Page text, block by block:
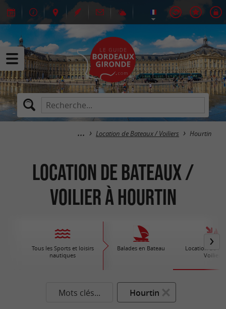
Location de Bateaux / Voiliers Hourtin
Location de Bateaux /
Voilier à Hourtin
Tous les Sports et loisirs
nautiques
Balades en Bateau
Location de
Voiliers
Mots clés... Hourtin